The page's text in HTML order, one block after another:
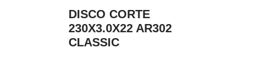
DISCO CORTE
230X3.0X22 AR302
CLASSIC